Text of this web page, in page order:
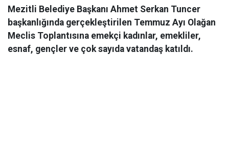
Mezitli Belediye Başkanı Ahmet Serkan Tuncer
başkanlığında gerçekleştirilen Temmuz Ayı Olağan
Meclis Toplantısına emekçi kadınlar, emekliler,
esnaf, gençler ve çok sayıda vatandaş katıldı.